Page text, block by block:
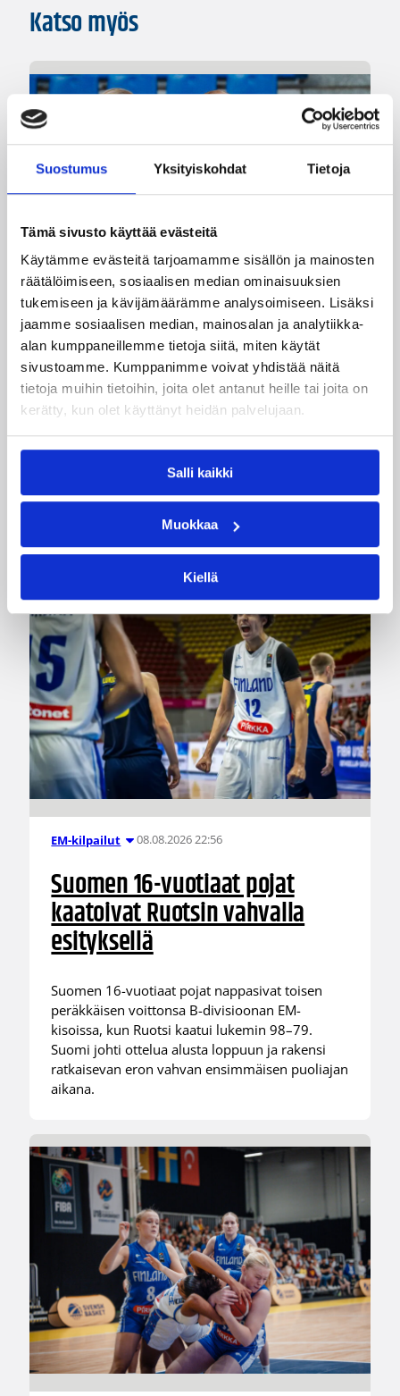
Suostumus Yksityiskohdat Tietoja
Tämä sivusto käyttää evästeitä
Käytämme evästeitä tarjoamamme sisällön ja mainosten
räätälöimiseen, sosiaalisen median ominaisuuksien
tukemiseen ja kävijämäärämme analysoimiseen. Lisäksi
jaamme sosiaalisen median, mainosalan ja analytiikka-
alan kumppaneillemme tietoja siitä, miten käytät
sivustoamme. Kumppanimme voivat yhdistää näitä
tietoja muihin tietoihin, joita olet antanut heille tai joita on
kerätty, kun olet käyttänyt heidän palvelujaan.
Salli kaikki
Muokkaa
Kiellä
Katso myös
3×3 08.08.2026 22:58
Suomea edustavat 3×3-
joukkueet aloittivat Nordic Cup
-urakkansa Kööpenhaminassa
Naisten joukkue nappasi avauspäivänä kaksi
voittoa neljästä ottelustaan, kun taas miesten
joukkue haastoi vastustajiaan tiukoissa
kamppailuissa, mutta jäi tällä kertaa ilman
EM-kilpailut 08.08.2026 22:56
Suomen 16-vuotiaat pojat
kaatoivat Ruotsin vahvalla
esityksellä
Suomen 16-vuotiaat pojat nappasivat toisen
peräkkäisen voittonsa B-divisioonan EM-
kisoissa, kun Ruotsi kaatui lukemin 98–79.
Suomi johti ottelua alusta loppuun ja rakensi
ratkaisevan eron vahvan ensimmäisen puoliajan
aikana.